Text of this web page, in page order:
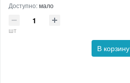
Доступно:мало
шт
В корзину